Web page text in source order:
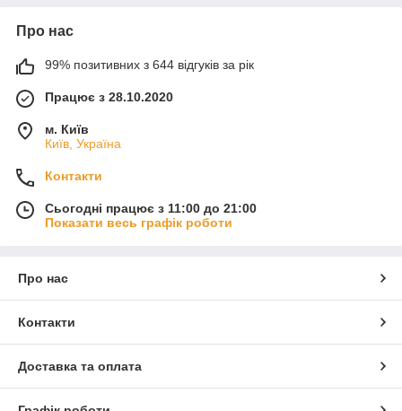
Про нас
99% позитивних з 644 відгуків за рік
Працює з 28.10.2020
м. Київ
Київ, Україна
Контакти
Сьогодні працює з 11:00 до 21:00
Показати весь графік роботи
Про нас
Контакти
Доставка та оплата